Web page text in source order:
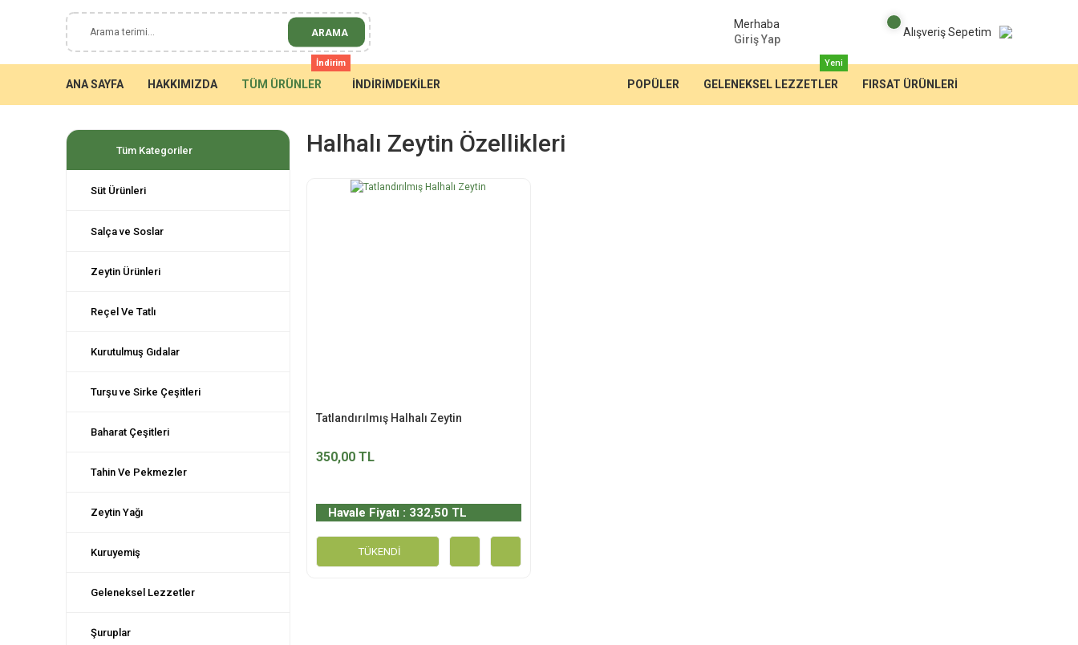
ARAMA
Merhaba
Giriş Yap
Alışveriş Sepetim
ANA SAYFA HAKKIMIZDA
İndirim
TÜM ÜRÜNLER İNDİRİMDEKİLER POPÜLER
Yeni
GELENEKSEL LEZZETLER FIRSAT ÜRÜNLERİ
Tüm Kategoriler
Süt Ürünleri
Salça ve Soslar
Zeytin Ürünleri
Reçel Ve Tatlı
Kurutulmuş Gıdalar
Turşu ve Sirke Çeşitleri
Baharat Çeşitleri
Tahin Ve Pekmezler
Zeytin Yağı
Kuruyemiş
Geleneksel Lezzetler
Şuruplar
Halhalı Zeytin Özellikleri
Tatlandırılmış Halhalı Zeytin
350,00 TL
Havale Fiyatı : 332,50 TL
TÜKENDİ